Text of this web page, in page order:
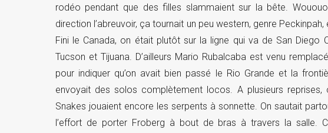
rodéo pendant que des filles slammaient sur la bête.
direction l’abreuvoir, ça tournait un peu western, genre
Fini le Canada, on était plutôt sur la ligne qui va de San Diego
Tucson et Tijuana. D’ailleurs Mario Rubalcaba est venu
pour indiquer qu’on avait bien passé le Rio Grande et la
envoyait des solos complètement locos. A plusieurs
Snakes jouaient encore les serpents à sonnette. On sautait
l’effort de porter Froberg à bout de bras à travers la salle.